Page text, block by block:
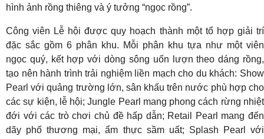
hình ảnh rồng thiêng và ý tưởng “ngọc rồng”.
Công viên Lễ hội được quy hoạch thành một tổ hợp giải trí
đặc sắc gồm 6 phân khu. Mỗi phân khu tựa như một viên
ngọc quý, kết hợp với dòng sông uốn lượn theo dáng rồng,
tạo nên hành trình trải nghiệm liền mạch cho du khách: Show
Pearl với quảng trường lớn, sân khấu trên nước phù hợp cho
các sự kiện, lễ hội; Jungle Pearl mang phong cách rừng nhiệt
đới với các trò chơi chủ đề hấp dẫn; Retail Pearl mang đến
dãy phố thương mại, ẩm thực sầm uất; Splash Pearl với